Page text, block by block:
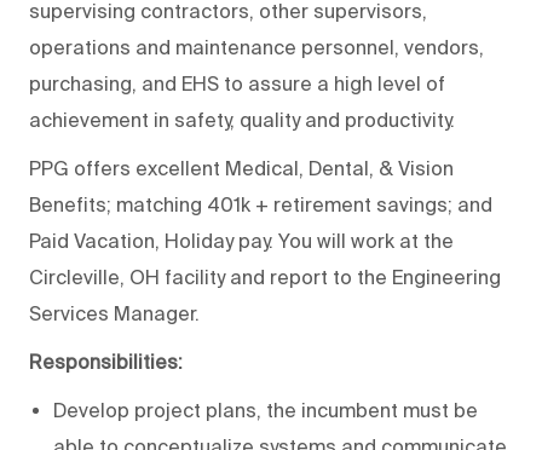
supervising contractors, other supervisors,
operations and maintenance personnel, vendors,
purchasing, and EHS to assure a high level of
achievement in safety, quality and productivity.
PPG offers excellent Medical, Dental, & Vision
Benefits; matching 401k + retirement savings; and
Paid Vacation, Holiday pay. You will work at the
Circleville, OH facility and report to the Engineering
Services Manager.
Responsibilities:
Develop project plans, the incumbent must be